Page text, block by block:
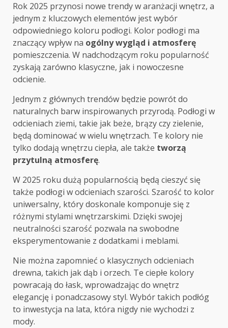
Rok 2025 przynosi nowe trendy w aranżacji wnętrz, a
jednym z kluczowych elementów jest wybór
odpowiedniego koloru podłogi. Kolor podłogi ma
znaczący wpływ na ogólny wygląd i atmosferę
pomieszczenia. W nadchodzącym roku popularność
zyskają zarówno klasyczne, jak i nowoczesne
odcienie.
Jednym z głównych trendów będzie powrót do
naturalnych barw inspirowanych przyrodą. Podłogi w
odcieniach ziemi, takie jak beże, brązy czy zielenie,
będą dominować w wielu wnętrzach. Te kolory nie
tylko dodają wnętrzu ciepła, ale także tworzą
przytulną atmosferę.
W 2025 roku dużą popularnością będą cieszyć się
także podłogi w odcieniach szarości. Szarość to kolor
uniwersalny, który doskonale komponuje się z
różnymi stylami wnętrzarskimi. Dzięki swojej
neutralności szarość pozwala na swobodne
eksperymentowanie z dodatkami i meblami.
Nie można zapomnieć o klasycznych odcieniach
drewna, takich jak dąb i orzech. Te ciepłe kolory
powracają do łask, wprowadzając do wnętrz
elegancję i ponadczasowy styl. Wybór takich podłóg
to inwestycja na lata, która nigdy nie wychodzi z
mody.